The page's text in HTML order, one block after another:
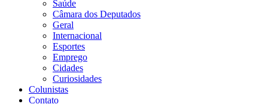
Saúde
Câmara dos Deputados
Geral
Internacional
Esportes
Emprego
Cidades
Curiosidades
Colunistas
Contato